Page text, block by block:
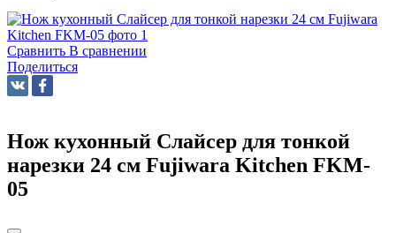
Сравнить В сравнении
Поделиться
Нож кухонный Слайсер для тонкой
нарезки 24 см Fujiwara Kitchen FKM-
05